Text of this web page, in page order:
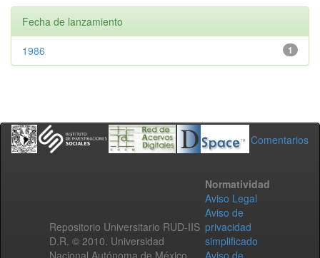
Fecha de lanzamiento
1
1986
Comentarios
Repositorio Universitario RUD-IIS
D.R. © 2010. Universidad
Nacional Autónoma de México.
Normatividad
Aviso Legal
Aviso de
privacidad
simplificado
Aviso de